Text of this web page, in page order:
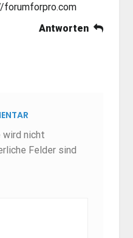
Antworten
wird nicht
Felder sind